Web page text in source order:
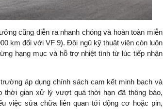
cũng diễn ra nhanh chóng và hoàn toàn miễn
km đối với VF 9). Đội ngũ kỹ thuật viên còn luôn
hạng mục và hỗ trợ nhiệt tình từ lúc tiếp nhận
áp dụng chính sách cam kết minh bạch và
gian xử lý vượt quá thời hạn đã thông báo,
việc sửa chữa liên quan tới động cơ hoặc pin,